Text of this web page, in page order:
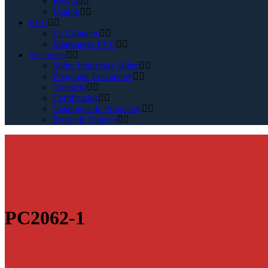
Usalok
PVC
La Colmena
Mangueras PVC
Secciones
Sobre Industrias Miller
Preguntas Frecuentes
Contacto
Certificados
Catálogos de Productos
Bolsa de Empleo
PC2062-1